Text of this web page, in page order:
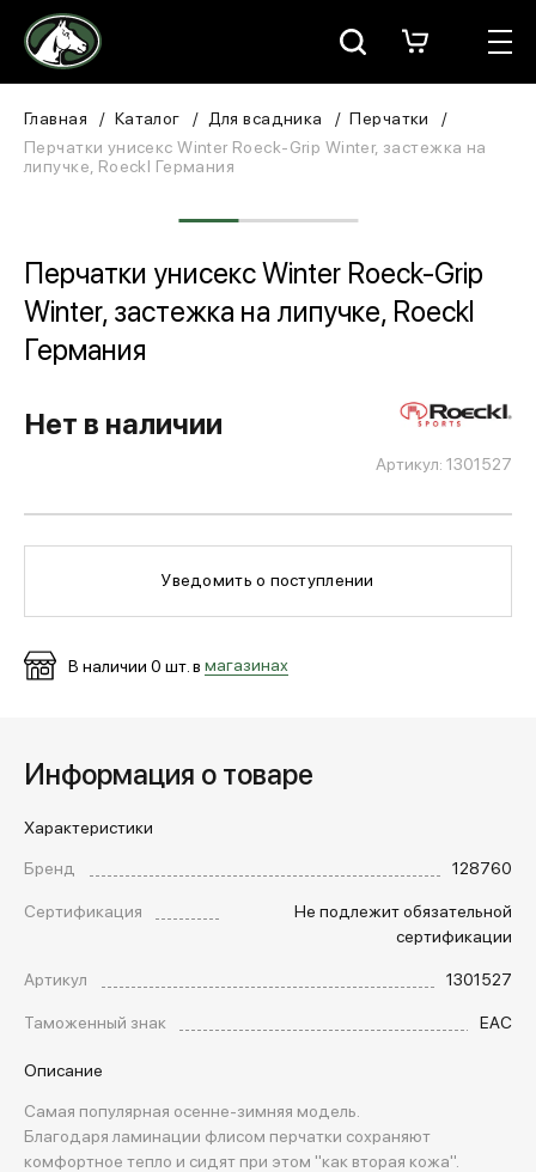
Москва
Для всадника
В конюшню
ЗООТОВАРЫ
ПОКУПАТЕЛЯМ
ОПЛАТА И ДОСТАВКА
Главная Каталог Для всадника
Перчатки
Перчатки унисекс Winter Roeck-Grip Winter, застежка на
липучке, Roeckl Германия
Перчатки унисекс Winter Roeck-Grip
Winter, застежка на липучке, Roeckl
Германия
Артикул: 1301527
Нет в наличии
Уведомить о поступлении
В наличии 0 шт. в магазинах
Информация о товаре
Характеристики
Бренд
128760
Сертификация
Не подлежит обязательной
сертификации
Артикул
1301527
Таможенный знак
EAC
Описание
Cамая популярная осенне-зимняя модель.
Благодаря ламинации флисом перчатки сохраняют
комфортное тепло и сидят при этом "как вторая кожа".